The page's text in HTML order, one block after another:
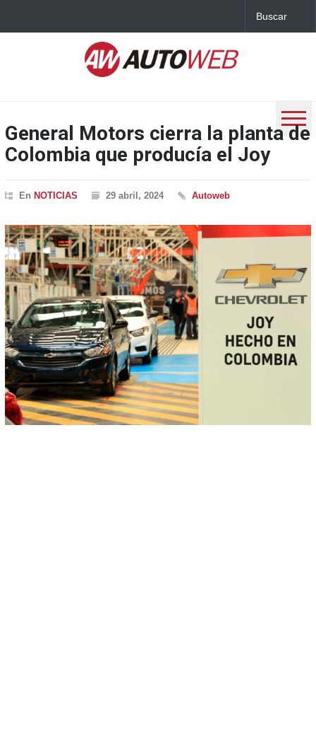
General Motors cierra la planta de
Colombia que producía el Joy
En NOTICIAS 29 abril, 2024 Autoweb